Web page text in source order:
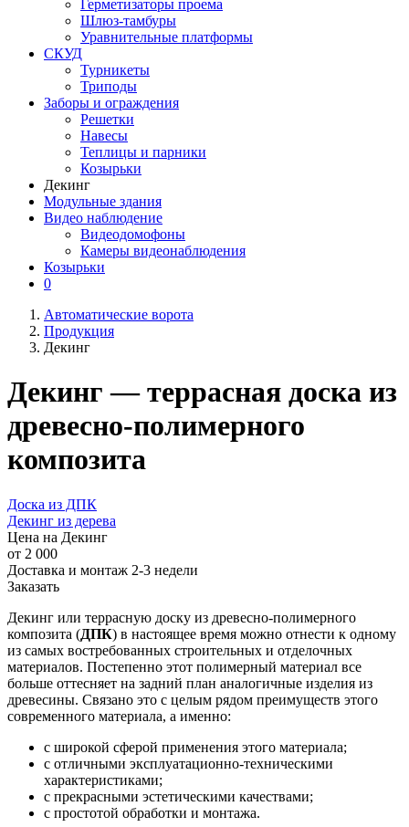
Герметизаторы проема
Шлюз-тамбуры
Уравнительные платформы
СКУД
Турникеты
Триподы
Заборы и ограждения
Решетки
Навесы
Теплицы и парники
Козырьки
Декинг
Модульные здания
Видео наблюдение
Видеодомофоны
Камеры видеонаблюдения
Козырьки
0
Автоматические ворота
Продукция
Декинг
Декинг — террасная доска из
древесно-полимерного
композита
Доска из ДПК
Декинг из дерева
Цена на Декинг
от 2 000
Доставка и монтаж 2-3 недели
Заказать
Декинг или террасную доску из древесно-полимерного
композита (ДПК) в настоящее время можно отнести к одному
из самых востребованных строительных и отделочных
материалов. Постепенно этот полимерный материал все
больше оттесняет на задний план аналогичные изделия из
древесины. Связано это с целым рядом преимуществ этого
современного материала, а именно:
с широкой сферой применения этого материала;
с отличными эксплуатационно-техническими
характеристиками;
с прекрасными эстетическими качествами;
с простотой обработки и монтажа.